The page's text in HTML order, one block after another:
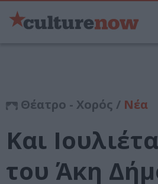
Θέατρο - Χορός / Νέα
Και
του Άκη